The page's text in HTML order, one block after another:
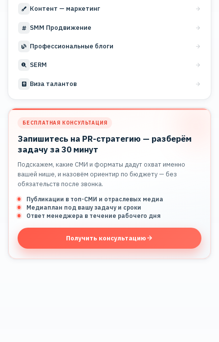
Контент — маркетинг
SMM Продвижение
Профессиональные блоги
SERM
Виза талантов
БЕСПЛАТНАЯ КОНСУЛЬТАЦИЯ
Запишитесь на PR-стратегию — разберём
задачу за 30 минут
Подскажем, какие СМИ и форматы дадут охват именно
вашей нише, и назовём ориентир по бюджету — без
обязательств после звонка.
Публикации в топ-СМИ и отраслевых медиа
Медиаплан под вашу задачу и сроки
Ответ менеджера в течение рабочего дня
Получить консультацию